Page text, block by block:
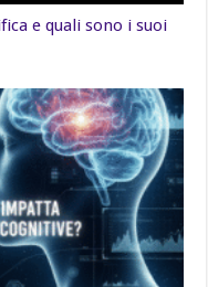
e quali sono i suoi